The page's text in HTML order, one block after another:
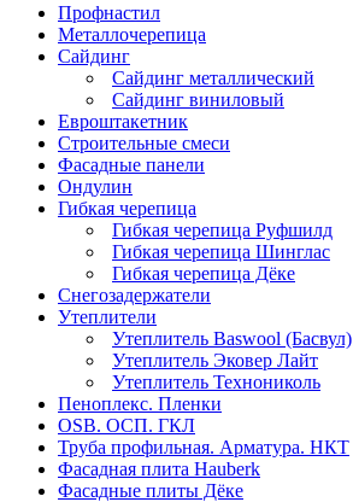
Профнастил
Металлочерепица
Сайдинг
Сайдинг металлический
Сайдинг виниловый
Евроштакетник
Строительные смеси
Фасадные панели
Ондулин
Гибкая черепица
Гибкая черепица Руфшилд
Гибкая черепица Шинглас
Гибкая черепица Дёке
Снегозадержатели
Утеплители
Утеплитель Baswool (Басвул)
Утеплитель Эковер Лайт
Утеплитель Технониколь
Пеноплекс. Пленки
OSB. ОСП. ГКЛ
Труба профильная. Арматура. НКТ
Фасадная плита Hauberk
Фасадные плиты Дёке